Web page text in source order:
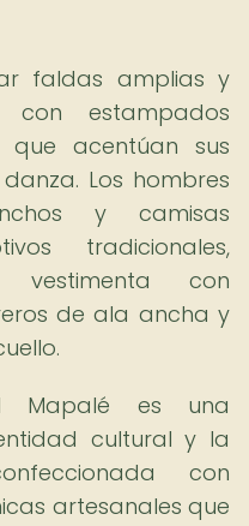
faldas amplias y
estampados
que acentúan sus
Los hombres
y camisas
tradicionales,
vestimenta con
de ala ancha y
Mapalé es una
cultural y la
con
artesanales que